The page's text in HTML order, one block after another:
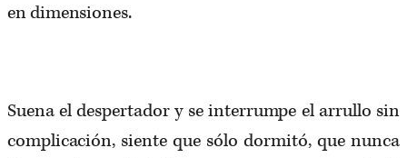
en dimensiones.
Suena el despertador y se interrumpe el arrullo sin
complicación, siente que sólo dormitó, que nunca